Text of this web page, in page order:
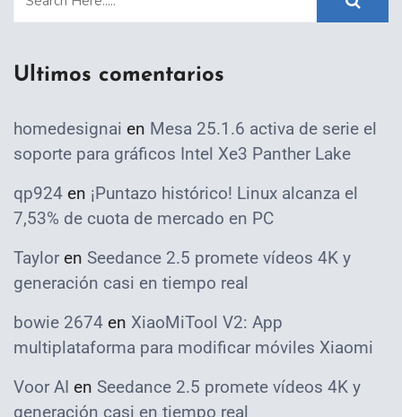
Ultimos comentarios
homedesignai en Mesa 25.1.6 activa de serie el
soporte para gráficos Intel Xe3 Panther Lake
qp924 en ¡Puntazo histórico! Linux alcanza el
7,53% de cuota de mercado en PC
Taylor en Seedance 2.5 promete vídeos 4K y
generación casi en tiempo real
bowie 2674 en XiaoMiTool V2: App
multiplataforma para modificar móviles Xiaomi
Voor AI en Seedance 2.5 promete vídeos 4K y
generación casi en tiempo real